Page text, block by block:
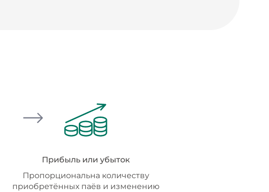
Прибыль или убыток
Пропорциональна количеству
приобретённых паёв и изменению